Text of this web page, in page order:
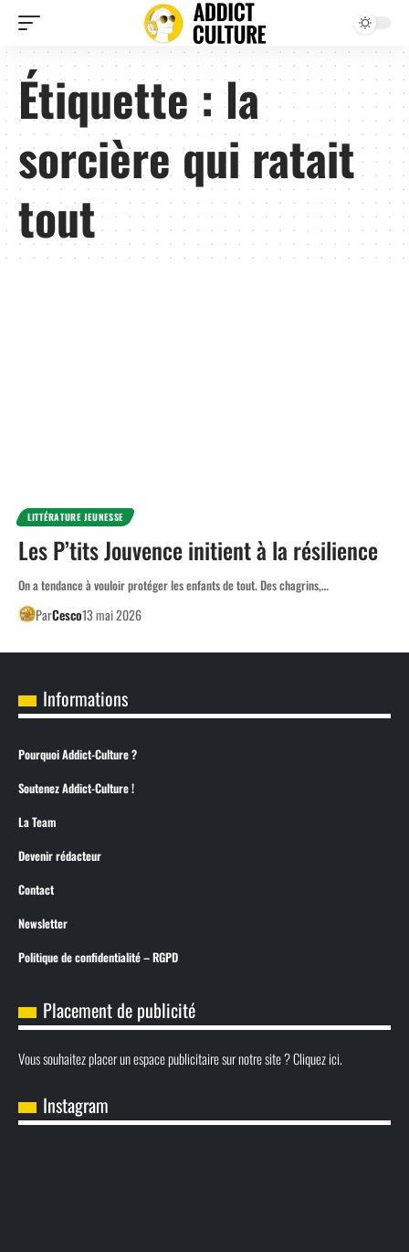
Étiquette :la
sorcière qui ratait
tout
LITTÉRATURE JEUNESSE
Les P’tits Jouvence initient à la résilience
On a tendance à vouloir protéger les enfants de tout. Des chagrins,…
ParCesco13 mai 2026
Informations
Pourquoi Addict-Culture ?
Soutenez Addict-Culture !
La Team
Devenir rédacteur
Contact
Newsletter
Politique de confidentialité – RGPD
Placement de publicité
Vous souhaitez placer un espace publicitaire sur notre site ? Cliquez ici.
Instagram